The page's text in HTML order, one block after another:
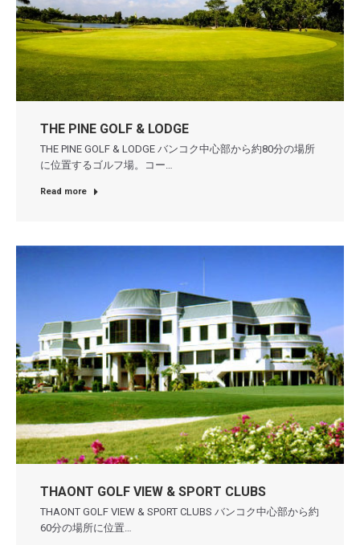
THE PINE GOLF & LODGE
THE PINE GOLF & LODGE バンコク中心部から約80分の場所
に位置するゴルフ場。コー…
Read more
THAONT GOLF VIEW & SPORT CLUBS
THAONT GOLF VIEW & SPORT CLUBS バンコク中心部から約
60分の場所に位置…